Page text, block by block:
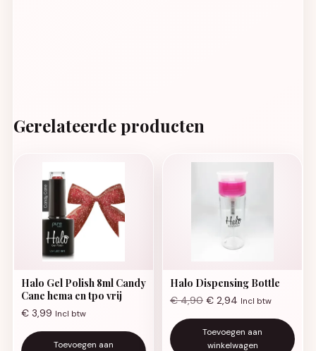
Gerelateerde producten
Halo Gel Polish 8ml Candy
Cane hema en tpo vrij
€ 3,99 Incl btw
Toevoegen aan
Halo Dispensing Bottle
€4,90 € 2,94 Incl btw
Toevoegen aan
winkelwagen